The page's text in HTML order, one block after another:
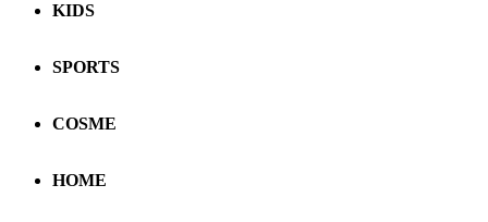
KIDS
SPORTS
COSME
HOME